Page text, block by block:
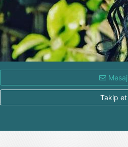
Mesaj
Takip et